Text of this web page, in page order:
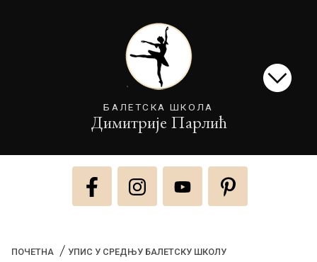
БАЛЕТСКА ШКОЛА
Димитрије Парлић
ПОЧЕТНА УПИС У СРЕДЊУ БАЛЕТСКУ ШКОЛУ